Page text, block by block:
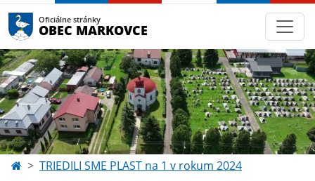
Oficiálne stránky
OBEC MARKOVCE
TRIEDILI SME PLAST na 1 v rokum 2024